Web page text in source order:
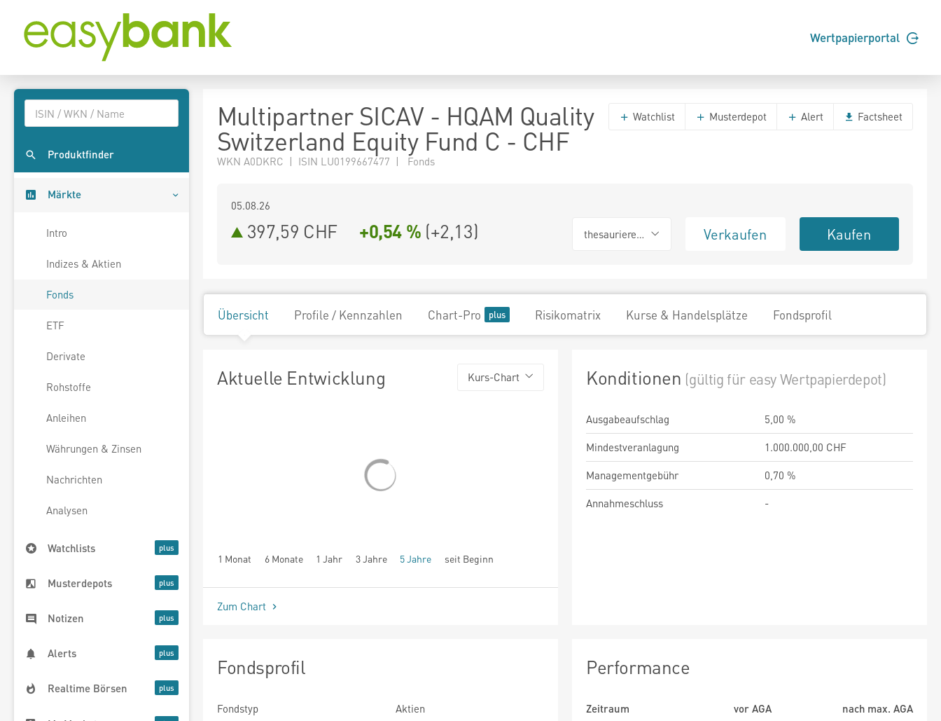
Wertpapierportal
Produktfinder
Märkte
Intro
Indizes & Aktien
Fonds
ETF
Derivate
Rohstoffe
Anleihen
Währungen & Zinsen
Nachrichten
Analysen
Watchlists
Musterdepots
Notizen
Alerts
Realtime Börsen
Multipartner SICAV - HQAM Quality
Switzerland Equity Fund C - CHF
WKN A0DKRC | ISIN LU0199667477 | Fonds
Watchlist Musterdepot Alert Factsheet
05.08.26
397,59 CHF +0,54 % (+2,13) thesaurierend Verkaufen Kaufen
Übersicht Profile / Kennzahlen Chart-Pro Risikomatrix Kurse & Handelsplätze Fondsprofil
Aktuelle Entwicklung Kurs-Chart
1 Monat 6 Monate 1 Jahr 3 Jahre 5 Jahre seit Beginn
Zum Chart
Konditionen (gültig für easy Wertpapierdepot)
Ausgabeaufschlag
5,00 %
Mindestveranlagung
1.000.000,00 CHF
Managementgebühr
0,70 %
Annahmeschluss
-
Fondsprofil
Fondstyp
Aktien
Performance
Zeitraum vor AGA
nach max. AGA